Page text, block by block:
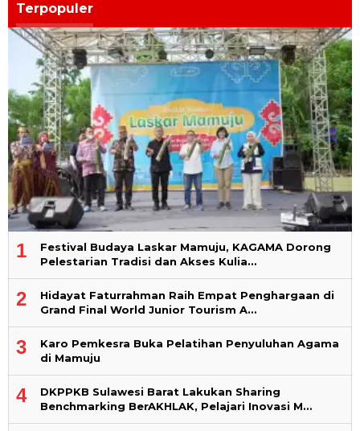
Terpopuler
1
Festival Budaya Laskar Mamuju, KAGAMA Dorong
Pelestarian Tradisi dan Akses Kulia…
2
Hidayat Faturrahman Raih Empat Penghargaan di
Grand Final World Junior Tourism A…
3
Karo Pemkesra Buka Pelatihan Penyuluhan Agama
di Mamuju
4
DKPPKB Sulawesi Barat Lakukan Sharing
Benchmarking BerAKHLAK, Pelajari Inovasi M…